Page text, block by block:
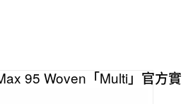
95 Woven「Multi」官方實